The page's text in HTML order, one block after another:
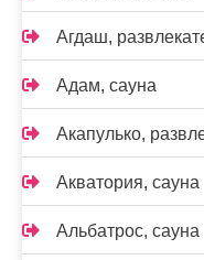
Агдаш,
Адам, сауна
Акапулько,
Акватория, сауна
Альбатрос, сауна